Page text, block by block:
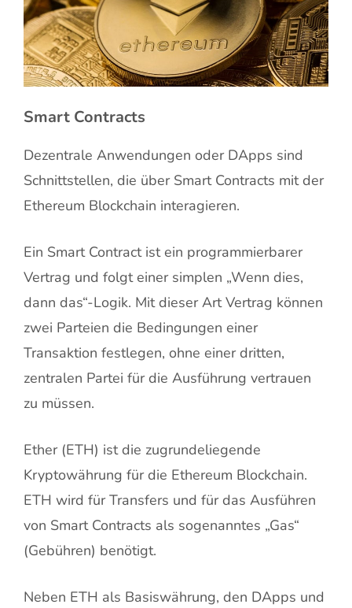
Smart Contracts
Dezentrale Anwendungen oder DApps sind
Schnittstellen, die über Smart Contracts mit der
Ethereum Blockchain interagieren.
Ein Smart Contract ist ein programmierbarer
Vertrag und folgt einer simplen „Wenn dies,
dann das“-Logik. Mit dieser Art Vertrag können
zwei Parteien die Bedingungen einer
Transaktion festlegen, ohne einer dritten,
zentralen Partei für die Ausführung vertrauen
zu müssen.
Ether (ETH) ist die zugrundeliegende
Kryptowährung für die Ethereum Blockchain.
ETH wird für Transfers und für das Ausführen
von Smart Contracts als sogenanntes „Gas“
(Gebühren) benötigt.
Neben ETH als Basiswährung, den DApps und